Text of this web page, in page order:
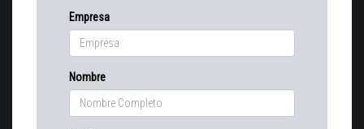
Empresa
Nombre